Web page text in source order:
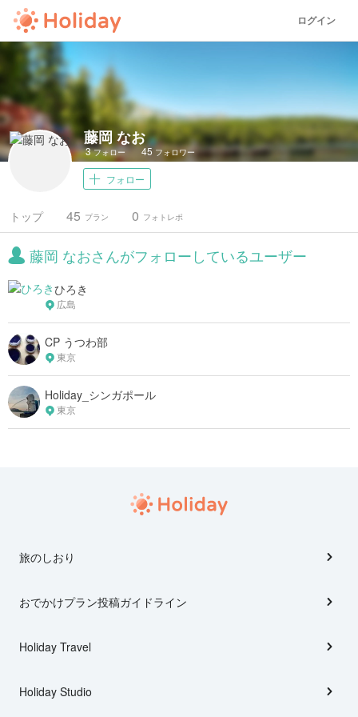
ログイン
藤岡 なお
3フォロー 45フォロワー
フォロー
トップ プラン
45 フォトレポ
0
藤岡 なおさんがフォローしているユーザー
ひろき
広島
CP うつわ部
東京
Holiday_シンガポール
東京
旅のしおり
おでかけプラン投稿ガイドライン
Holiday Travel
Holiday Studio